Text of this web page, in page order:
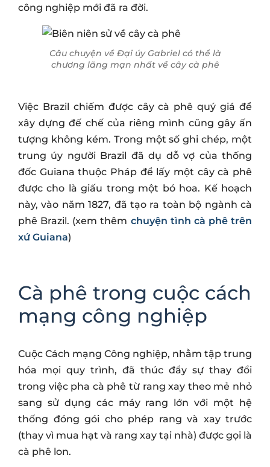
công nghiệp mới đã ra đời.
Câu chuyện về Đại úy Gabriel có thể là
chương lãng mạn nhất về cây cà phê
Việc Brazil chiếm được cây cà phê quý giá để
xây dựng đế chế của riêng mình cũng gây ấn
tượng không kém. Trong một số ghi chép, một
trung úy người Brazil đã dụ dỗ vợ của thống
đốc Guiana thuộc Pháp để lấy một cây cà phê
được cho là giấu trong một bó hoa. Kế hoạch
này, vào năm 1827, đã tạo ra toàn bộ ngành cà
phê Brazil. (xem thêm chuyện tình cà phê trên
xứ Guiana)
Cà phê trong cuộc cách
mạng công nghiệp
Cuộc Cách mạng Công nghiệp, nhằm tập trung
hóa mọi quy trình, đã thúc đẩy sự thay đổi
trong việc pha cà phê từ rang xay theo mẻ nhỏ
sang sử dụng các máy rang lớn với một hệ
thống đóng gói cho phép rang và xay trước
(thay vì mua hạt và rang xay tại nhà) được gọi là
cà phê lon.